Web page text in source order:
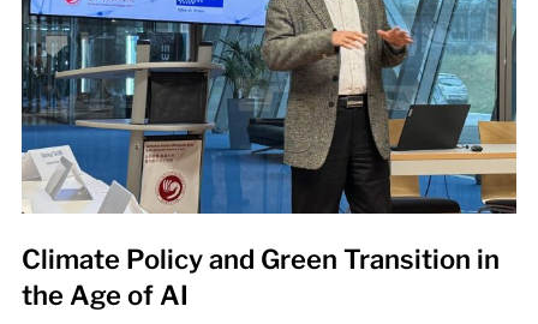
Climate Policy and Green Transition in
the Age of AI